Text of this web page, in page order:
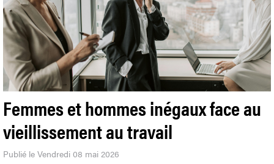
Femmes et hommes inégaux face au
vieillissement au travail
Publié le Vendredi 08 mai 2026